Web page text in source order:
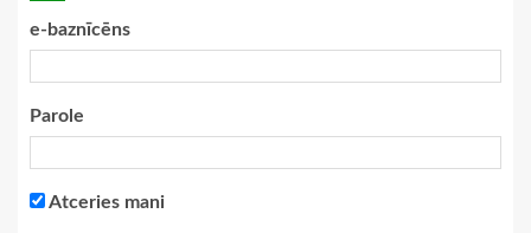
e-baznīcēns
Parole
Atceries mani